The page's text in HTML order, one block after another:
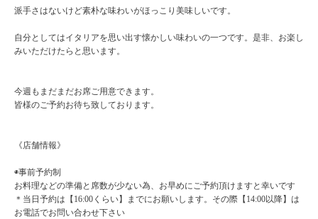
派手さはないけど素朴な味わいがほっこり美味しいです。
自分としてはイタリアを思い出す懐かしい味わいの一つです。是非、お楽し
みいただけたらと思います。
今週もまだまだお席ご用意できます。
皆様のご予約お待ち致しております。
《店舗情報》
◉事前予約制
お料理などの準備と席数が少ない為、お早めにご予約頂けますと幸いです
＊当日予約は【16:00くらい】までにお願いします。その際【14:00以降】は
お電話でお問い合わせ下さい